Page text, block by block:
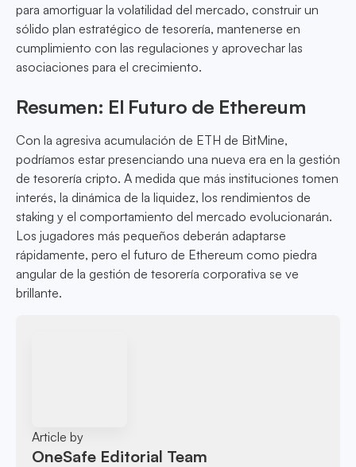
para amortiguar la volatilidad del mercado, construir un
sólido plan estratégico de tesorería, mantenerse en
cumplimiento con las regulaciones y aprovechar las
asociaciones para el crecimiento.
Resumen: El Futuro de Ethereum
Con la agresiva acumulación de ETH de BitMine,
podríamos estar presenciando una nueva era en la gestión
de tesorería cripto. A medida que más instituciones tomen
interés, la dinámica de la liquidez, los rendimientos de
staking y el comportamiento del mercado evolucionarán.
Los jugadores más pequeños deberán adaptarse
rápidamente, pero el futuro de Ethereum como piedra
angular de la gestión de tesorería corporativa se ve
brillante.
Article by
OneSafe Editorial Team